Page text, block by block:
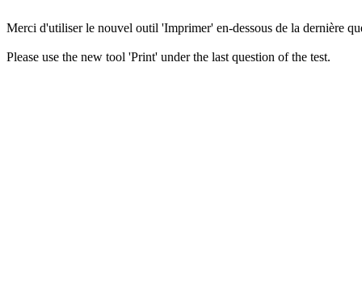
Merci d'utiliser le nouvel outil 'Imprimer' en-dessous de la dernière
Please use the new tool 'Print' under the last question of the test.